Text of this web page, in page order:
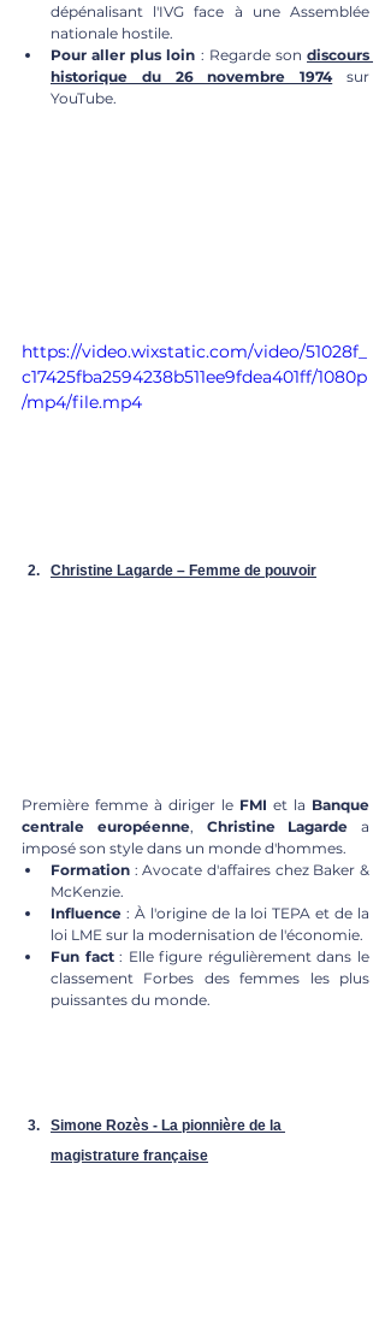
dépénalisant l'IVG face à une Assemblée
nationale hostile.
Pour aller plus loin : Regarde son discours
historique du 26 novembre 1974 sur
YouTube.
https://video.wixstatic.com/video/51028f_
c17425fba2594238b511ee9fdea401ff/1080p
/mp4/file.mp4
Christine Lagarde – Femme de pouvoir
Première femme à diriger le FMI et la Banque
centrale européenne, Christine Lagarde a
imposé son style dans un monde d'hommes.
Formation : Avocate d'affaires chez Baker &
McKenzie.
Influence : À l'origine de la loi TEPA et de la
loi LME sur la modernisation de l'économie.
Fun fact : Elle figure régulièrement dans le
classement Forbes des femmes les plus
puissantes du monde.
Simone Rozès - La pionnière de la
magistrature française